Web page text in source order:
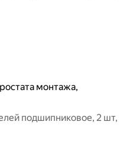
монтажа,
подшипниковое, 2 шт,